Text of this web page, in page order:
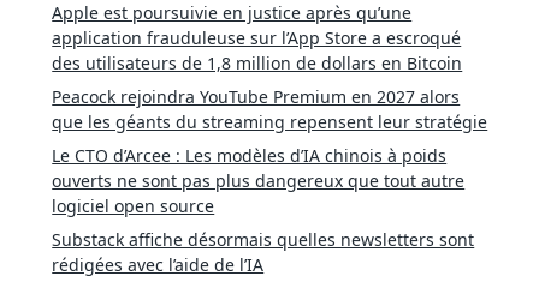
Apple est poursuivie en justice après qu’une
application frauduleuse sur l’App Store a escroqué
des utilisateurs de 1,8 million de dollars en Bitcoin
Peacock rejoindra YouTube Premium en 2027 alors
que les géants du streaming repensent leur stratégie
Le CTO d’Arcee : Les modèles d’IA chinois à poids
ouverts ne sont pas plus dangereux que tout autre
logiciel open source
Substack affiche désormais quelles newsletters sont
rédigées avec l’aide de l’IA